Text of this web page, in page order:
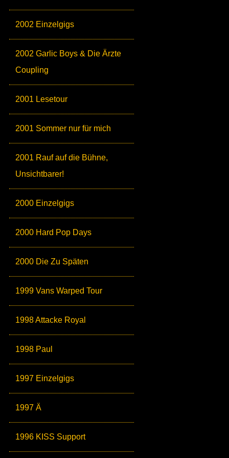
2002 Einzelgigs
2002 Garlic Boys & Die Ärzte
Coupling
2001 Lesetour
2001 Sommer nur für mich
2001 Rauf auf die Bühne,
Unsichtbarer!
2000 Einzelgigs
2000 Hard Pop Days
2000 Die Zu Späten
1999 Vans Warped Tour
1998 Attacke Royal
1998 Paul
1997 Einzelgigs
1997 Ä
1996 KISS Support